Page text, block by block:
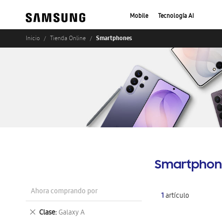
Mobile Tecnología AI
Inicio Tienda Online Smartphones
1artículo
Ahora comprando por
Clase Galaxy A
Eliminar